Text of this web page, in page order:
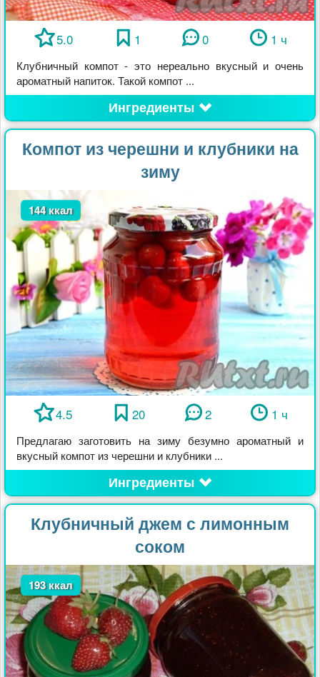
5.0 1 0 1 ч
Клубничный компот - это нереально вкусный и очень
ароматный напиток. Такой компот ...
Ингредиенты
Компот из черешни и клубники на
зиму
144 ккал
4.5 20 2 1 ч
Предлагаю заготовить на зиму безумно ароматный и
вкусный компот из черешни и клубники ...
Ингредиенты
Клубничный джем с лимонным
соком
193 ккал